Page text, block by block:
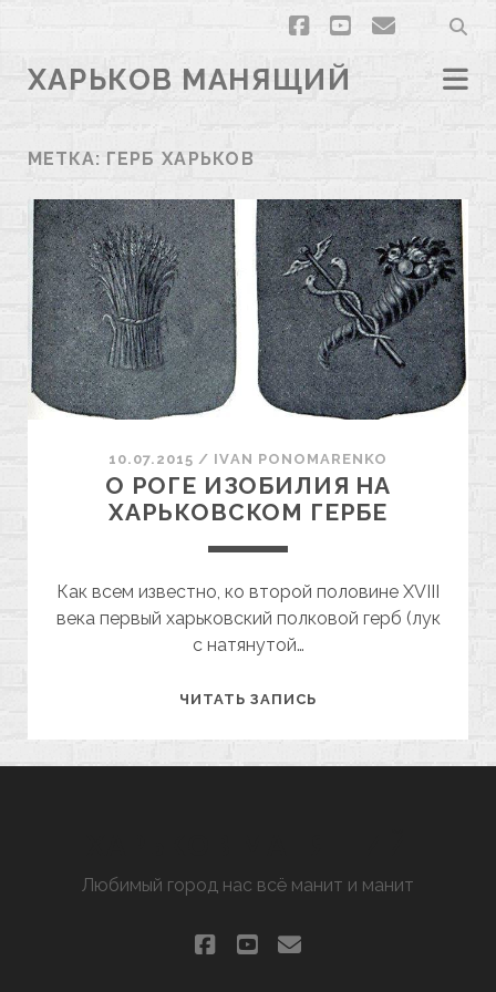
facebook
youtubeemail
ХАРЬКОВ МАНЯЩИЙ
МЕТКА: ГЕРБ ХАРЬКОВ
10.07.2015 / ІVAN PONOMARENKO
О РОГЕ ИЗОБИЛИЯ НА
ХАРЬКОВСКОМ ГЕРБЕ
Как всем известно, ко второй половине XVIII
века первый харьковский полковой герб (лук
с натянутой…
ЧИТАТЬ ЗАПИСЬ
Любимый город нас всё манит и манит
facebook
youtube
email